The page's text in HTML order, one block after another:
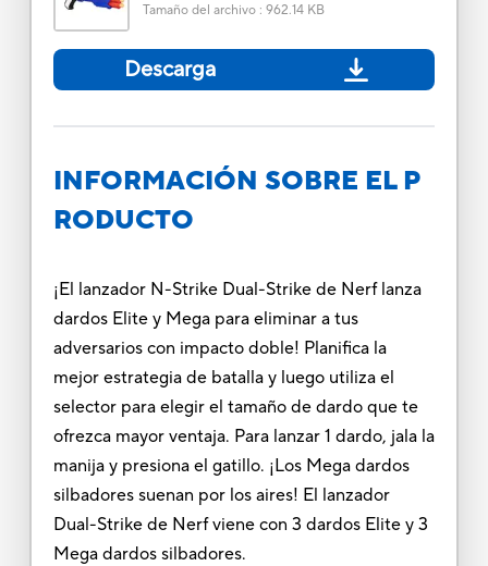
Tamaño del archivo: 962.14 KB
Descarga
INFORMACIÓN SOBRE EL P
RODUCTO
¡El lanzador N-Strike Dual-Strike de Nerf lanza
dardos Elite y Mega para eliminar a tus
adversarios con impacto doble! Planifica la
mejor estrategia de batalla y luego utiliza el
selector para elegir el tamaño de dardo que te
ofrezca mayor ventaja. Para lanzar 1 dardo, jala la
manija y presiona el gatillo. ¡Los Mega dardos
silbadores suenan por los aires! El lanzador
Dual-Strike de Nerf viene con 3 dardos Elite y 3
Mega dardos silbadores.